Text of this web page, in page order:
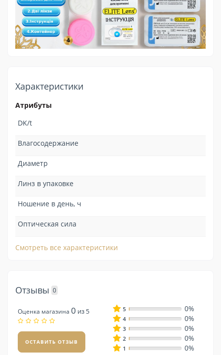
Характеристики
Атрибуты
DK/t
Влагосодержание
Диаметр
Линз в упаковке
Ношение в день, ч
Оптическая сила
Смотреть все характеристики
Отзывы 0
Оценка магазина 0 из 5
ОСТАВИТЬ ОТЗЫВ
5 0%
4 0%
3 0%
2 0%
1 0%